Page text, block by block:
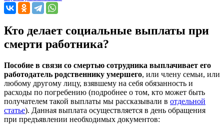
Кто делает социальные выплаты при
смерти работника?
Пособие в связи со смертью сотрудника выплачивает его
работодатель родственнику умершего, или члену семьи, или
любому другому лицу, взявшему на себя обязанность и
расходы по погребению (подробнее о том, кто может быть
получателем такой выплаты мы рассказывали в отдельной
статье). Данная выплата осуществляется в день обращения
при предъявлении необходимых документов: